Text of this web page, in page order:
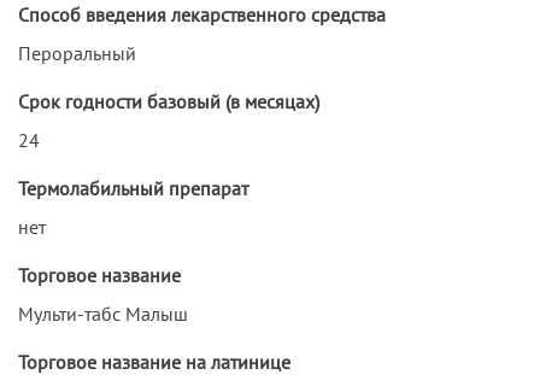
Способ введения лекарственного средства
Пероральный
Срок годности базовый (в месяцах)
24
Термолабильный препарат
нет
Торговое название
Мульти-табс Малыш
Торговое название на латинице